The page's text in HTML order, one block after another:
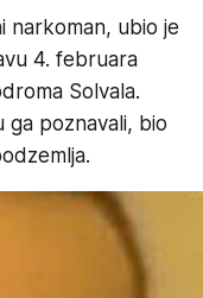
narkoman, ubio je
4. februara
Solvala.
ga poznavali, bio